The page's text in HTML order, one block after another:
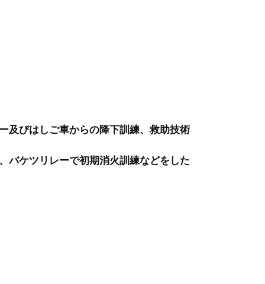
及びはしご車からの降下訓練、救助技術
バケツリレーで初期消火訓練などをした